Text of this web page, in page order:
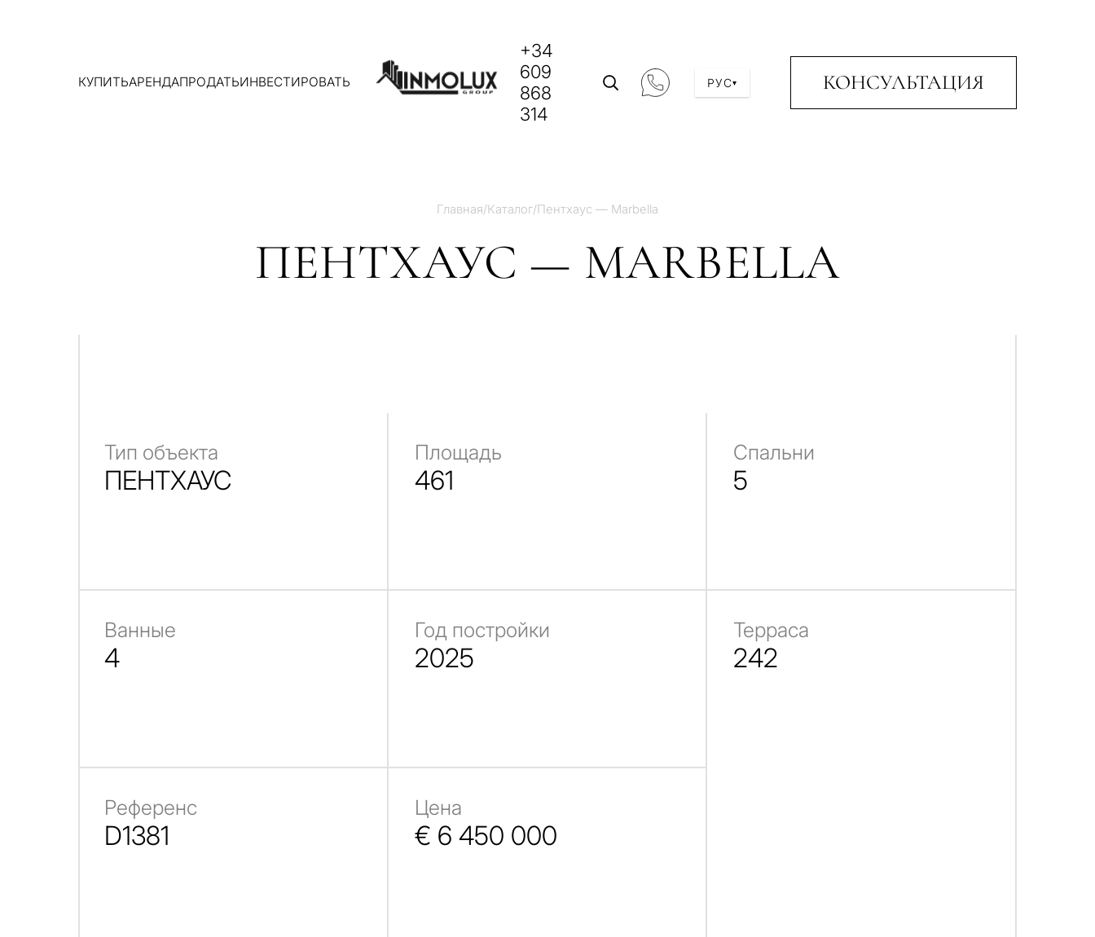
КУПИТЬАРЕНДАПРОДАТЬИНВЕСТИРОВАТЬ
+34
609
868
314
РУС▾ КОНСУЛЬТАЦИЯ
Главная/Каталог/Пентхаус — Marbella
ПЕНТХАУС — MARBELLA
Тип объекта
ПЕНТХАУС
Площадь
461
Спальни
5
Ванные
4
Год постройки
2025
Терраса
242
Референс
D1381
Цена
€ 6 450 000